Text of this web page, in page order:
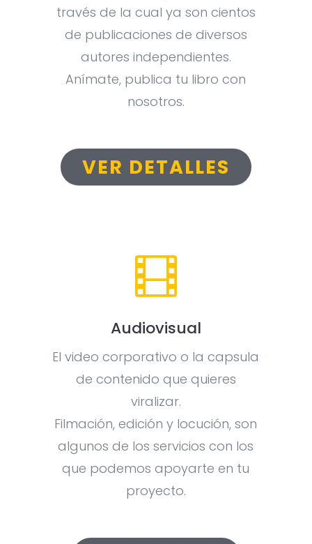
través de la cual ya son cientos
de publicaciones de diversos
autores independientes.
Anímate, publica tu libro con
nosotros.
VER DETALLES

Audiovisual
El video corporativo o la capsula
de contenido que quieres
viralizar.
Filmación, edición y locución, son
algunos de los servicios con los
que podemos apoyarte en tu
proyecto.